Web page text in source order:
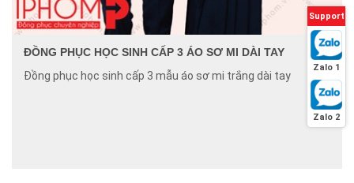
ĐỒNG PHỤC HỌC SINH CẤP 3 ÁO SƠ MI DÀI TAY
Đồng phục học sinh cấp 3 mẫu áo sơ mi trắng dài tay
Support
Zalo 1
Zalo 2